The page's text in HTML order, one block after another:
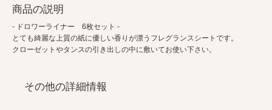
商品の説明
- ドロワーライナー 6枚セット -
とても綺麗な上質の紙に優しい香りが漂うフレグランスシートです。
クローゼットやタンスの引き出しの中に敷いてお使い下さい。
その他の詳細情報